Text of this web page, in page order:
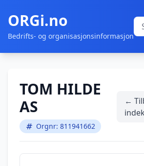
ORGi.no
Bedrifts- og organisasjonsinformasjon
TOM HILDE
AS
Orgnr: 811941662
←